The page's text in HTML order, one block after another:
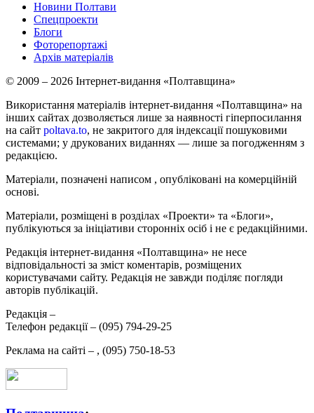
Новини Полтави
Спецпроекти
Блоги
Фоторепортажі
Архів матеріалів
© 2009 – 2026 Інтернет-видання «Полтавщина»
Використання матеріалів інтернет-видання «Полтавщина» на
інших сайтах дозволяється лише за наявності гіперпосилання
на сайт poltava.to, не закритого для індексації пошуковими
системами; у друкованих виданнях — лише за погодженням з
редакцією.
Матеріали, позначені написом , опубліковані на комерційній
основі.
Матеріали, розміщені в розділах «Проекти» та «Блоги»,
публікуються за ініціативи сторонніх осіб і не є редакційними.
Редакція інтернет-видання «Полтавщина» не несе
відповідальності за зміст коментарів, розміщених
користувачами сайту. Редакція не завжди поділяє погляди
авторів публікацій.
Редакція –
Телефон редакції – (095) 794-29-25
Реклама на сайті – , (095) 750-18-53